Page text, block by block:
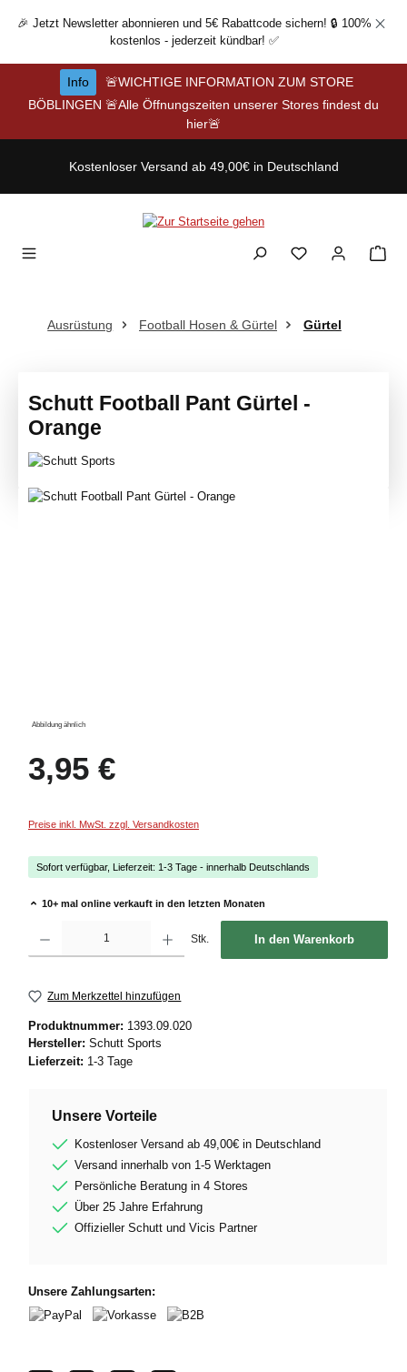
Zum Hauptinhalt springen
🎉 Jetzt Newsletter abonnieren und 5€ Rabattcode sichern! 🔒 100%
kostenlos - jederzeit kündbar! ✅
Info
🚨WICHTIGE INFORMATION ZUM STORE
BÖBLINGEN 🚨Alle Öffnungszeiten unserer Stores findest du
hier🚨
Kostenloser Versand ab 49,00€ in Deutschland
Ausrüstung Football Hosen & Gürtel Gürtel
Schutt Football Pant Gürtel -
Orange
Bildergalerie überspringen
Abbildung ähnlich
3,95 €
Preise inkl. MwSt. zzgl. Versandkosten
Sofort verfügbar, Lieferzeit: 1-3 Tage - innerhalb Deutschlands
10+ mal online verkauft in den letzten Monaten
Stk. In den Warenkorb
Zum Merkzettel hinzufügen
Produktnummer: 1393.09.020
Hersteller: Schutt Sports
Lieferzeit: 1-3 Tage
Unsere Vorteile
Kostenloser Versand ab 49,00€ in Deutschland
Versand innerhalb von 1-5 Werktagen
Persönliche Beratung in 4 Stores
Über 25 Jahre Erfahrung
Offizieller Schutt und Vicis Partner
Unsere Zahlungsarten: